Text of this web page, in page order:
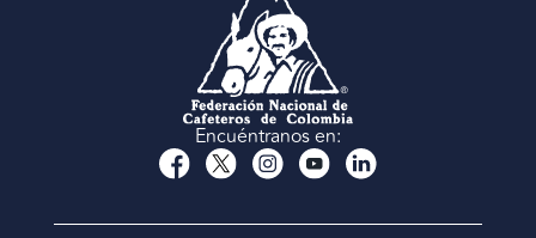
Encuéntranos en: